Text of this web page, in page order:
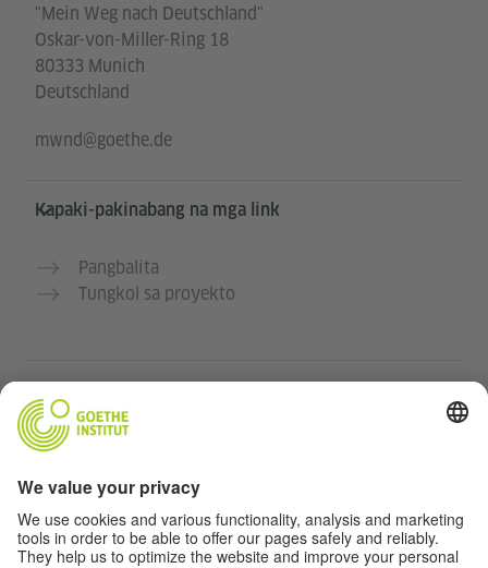
"Mein Weg nach Deutschland"
Oskar-von-Miller-Ring 18
80333 Munich
Deutschland
mwnd@goethe.de
Kapaki-pakinabang na mga link
Pangbalita
Tungkol sa proyekto
Mga kursong Aleman ng Goethe-Institut
Portal para sa mga guro “Deutschstunde”